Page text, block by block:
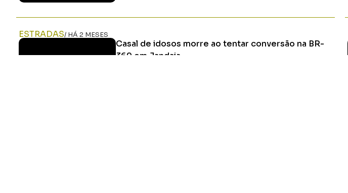
ESTRADAS/ HÁ 2 MESES
Casal de idosos morre ao tentar conversão na BR-
369 em Jandaia